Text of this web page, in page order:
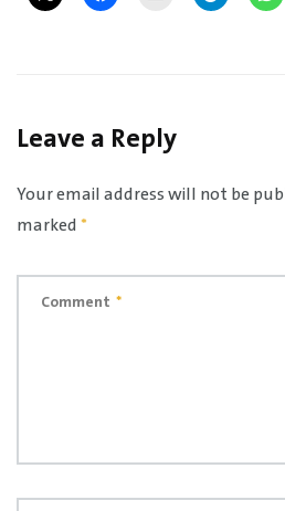
Leave a Reply
Your email address will not be
marked*
Comment *